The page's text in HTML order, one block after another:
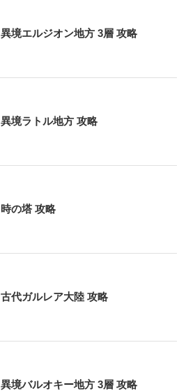
異境エルジオン地方 3層 攻略
異境ラトル地方 攻略
時の塔 攻略
古代ガルレア大陸 攻略
異境バルオキー地方 3層 攻略